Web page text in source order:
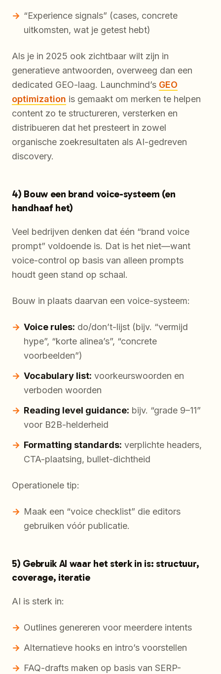
“Experience signals” (cases, concrete
uitkomsten, wat je getest hebt)
Als je in 2025 ook zichtbaar wilt zijn in
generatieve antwoorden, overweeg dan een
dedicated GEO-laag. Launchmind’s GEO
optimization is gemaakt om merken te helpen
content zo te structureren, versterken en
distribueren dat het presteert in zowel
organische zoekresultaten als AI-gedreven
discovery.
4) Bouw een brand voice-systeem (en
handhaaf het)
Veel bedrijven denken dat één “brand voice
prompt” voldoende is. Dat is het niet—want
voice-control op basis van alleen prompts
houdt geen stand op schaal.
Bouw in plaats daarvan een voice-systeem:
Voice rules: do/don’t-lijst (bijv. “vermijd
hype”, “korte alinea’s”, “concrete
voorbeelden”)
Vocabulary list: voorkeurswoorden en
verboden woorden
Reading level guidance: bijv. “grade 9–11”
voor B2B-helderheid
Formatting standards: verplichte headers,
CTA-plaatsing, bullet-dichtheid
Operationele tip:
Maak een “voice checklist” die editors
gebruiken vóór publicatie.
5) Gebruik AI waar het sterk in is: structuur,
coverage, iteratie
AI is sterk in:
Outlines genereren voor meerdere intents
Alternatieve hooks en intro’s voorstellen
FAQ-drafts maken op basis van SERP-